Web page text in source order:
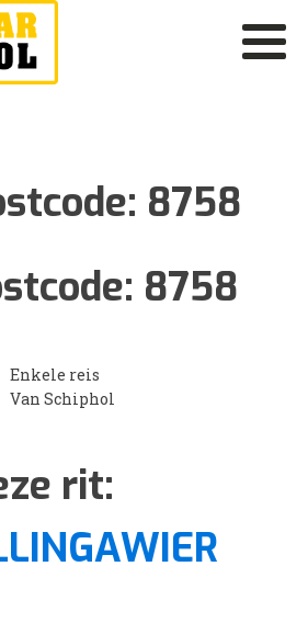
8758
8758
Enkele reis
Van Schiphol
rit: